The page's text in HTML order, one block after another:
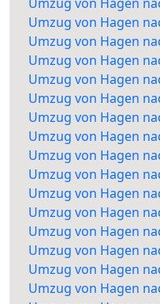
Umzug von Hagen
Umzug von Hagen
Umzug von Hagen
Umzug von Hagen
Umzug von Hagen
Umzug von Hagen
Umzug von Hagen
Umzug von Hagen
Umzug von Hagen
Umzug von Hagen
Umzug von Hagen
Umzug von Hagen
Umzug von Hagen
Umzug von Hagen
Umzug von Hagen